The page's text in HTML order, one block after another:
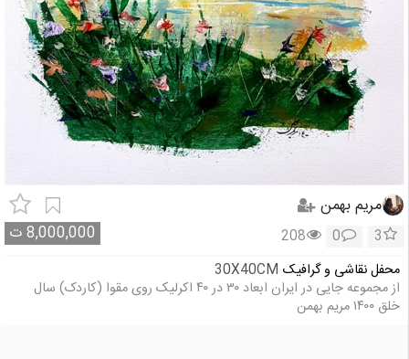
مریم بهمن
8,000,000ت 3
0
208
محفل نقاشی و گرافیک 30X40CM
از مجموعه جایی در ایران ابعاد ۳۰ در ۴۰ اکرلیک روی مقوا (کاردک) سال
خلق ۱۴۰۰ مریم بهمن